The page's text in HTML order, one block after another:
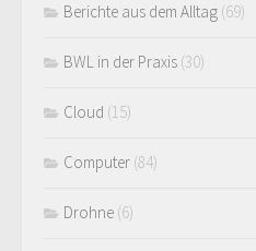
Berichte aus dem Alltag (69)
BWL in der Praxis (30)
Cloud (15)
Computer (84)
Drohne (6)